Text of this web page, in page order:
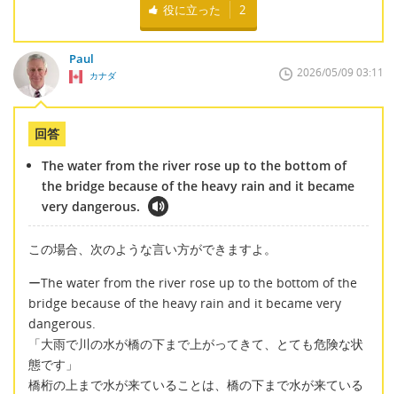
役に立った 2
Paul
カナダ 2026/05/09 03:11
回答
The water from the river rose up to the bottom of
the bridge because of the heavy rain and it became
very dangerous.
この場合、次のような言い方ができますよ。
ーThe water from the river rose up to the bottom of the
bridge because of the heavy rain and it became very
dangerous.
「大雨で川の水が橋の下まで上がってきて、とても危険な状
態です」
橋桁の上まで水が来ていることは、橋の下まで水が来ている